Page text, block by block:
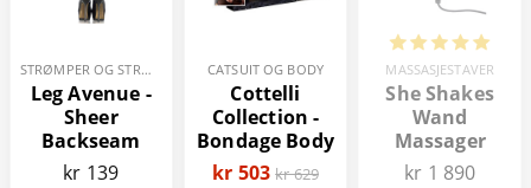
STRØMPER OG STRØMPEBUKSER
Leg Avenue -
Sheer
Backseam
Strømper
kr 139
CATSUIT OG BODY
Cottelli
Collection -
Bondage Body
kr 503 kr 629
MASSASJESTAVER
She Shakes
Wand
Massager
kr 1 890